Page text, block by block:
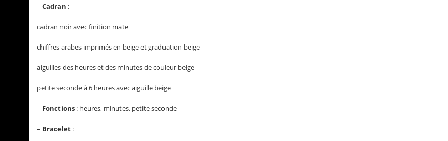
– Cadran :
cadran noir avec finition mate
chiffres arabes imprimés en beige et graduation beige
aiguilles des heures et des minutes de couleur beige
petite seconde à 6 heures avec aiguille beige
– Fonctions : heures, minutes, petite seconde
– Bracelet :